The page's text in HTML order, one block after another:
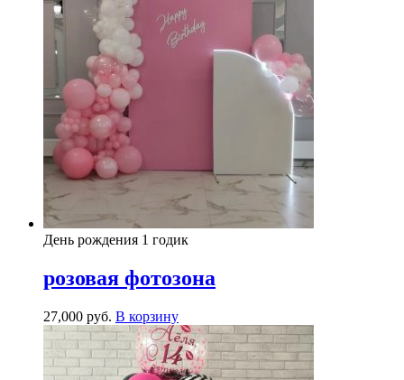
День рождения 1 годик
розовая фотозона
27,000 руб. В корзину